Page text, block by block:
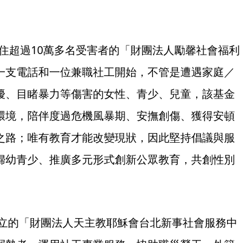
超過10萬多名受害者的「財團法人勵馨社會福利
電話和一位兼職社工開始，不管是遭遇家庭／
目睹暴力等傷害的女性、青少、兒童，該基金
，陪伴度過危機風暴期、安撫創傷、獲得安頓
；唯有教育才能改變現狀，因此堅持倡議與服
青少、推廣多元形式創新公眾教育，共創性別
的「財團法人天主教耶穌會台北新事社會服務中